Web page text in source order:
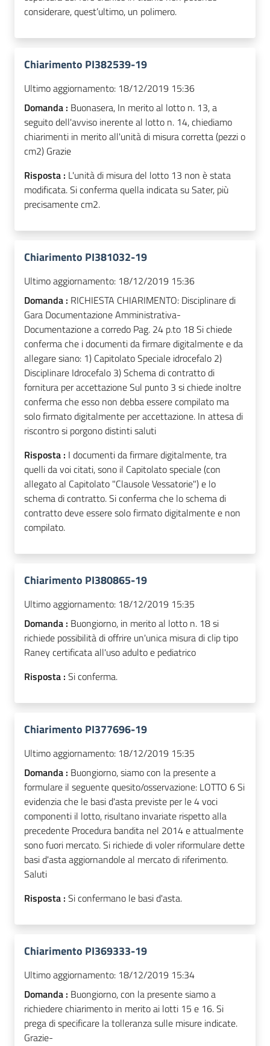
considerare, quest’ultimo, un polimero.
Chiarimento PI382539-19
Ultimo aggiornamento: 18/12/2019 15:36
Domanda : Buonasera, In merito al lotto n. 13, a
seguito dell'avviso inerente al lotto n. 14, chiediamo
chiarimenti in merito all'unità di misura corretta (pezzi o
cm2) Grazie
Risposta : L'unità di misura del lotto 13 non è stata
modificata. Si conferma quella indicata su Sater, più
precisamente cm2.
Chiarimento PI381032-19
Ultimo aggiornamento: 18/12/2019 15:36
Domanda : RICHIESTA CHIARIMENTO: Disciplinare di
Gara Documentazione Amministrativa-
Documentazione a corredo Pag. 24 p.to 18 Si chiede
conferma che i documenti da firmare digitalmente e da
allegare siano: 1) Capitolato Speciale idrocefalo 2)
Disciplinare Idrocefalo 3) Schema di contratto di
fornitura per accettazione Sul punto 3 si chiede inoltre
conferma che esso non debba essere compilato ma
solo firmato digitalmente per accettazione. In attesa di
riscontro si porgono distinti saluti
Risposta : I documenti da firmare digitalmente, tra
quelli da voi citati, sono il Capitolato speciale (con
allegato al Capitolato "Clausole Vessatorie") e lo
schema di contratto. Si conferma che lo schema di
contratto deve essere solo firmato digitalmente e non
compilato.
Chiarimento PI380865-19
Ultimo aggiornamento: 18/12/2019 15:35
Domanda : Buongiorno, in merito al lotto n. 18 si
richiede possibilità di offrire un'unica misura di clip tipo
Raney certificata all'uso adulto e pediatrico
Risposta : Si conferma.
Chiarimento PI377696-19
Ultimo aggiornamento: 18/12/2019 15:35
Domanda : Buongiorno, siamo con la presente a
formulare il seguente quesito/osservazione: LOTTO 6 Si
evidenzia che le basi d'asta previste per le 4 voci
componenti il lotto, risultano invariate rispetto alla
precedente Procedura bandita nel 2014 e attualmente
sono fuori mercato. Si richiede di voler riformulare dette
basi d'asta aggiornandole al mercato di riferimento.
Saluti
Risposta : Si confermano le basi d'asta.
Chiarimento PI369333-19
Ultimo aggiornamento: 18/12/2019 15:34
Domanda : Buongiorno, con la presente siamo a
richiedere chiarimento in merito ai lotti 15 e 16. Si
prega di specificare la tolleranza sulle misure indicate.
Grazie-